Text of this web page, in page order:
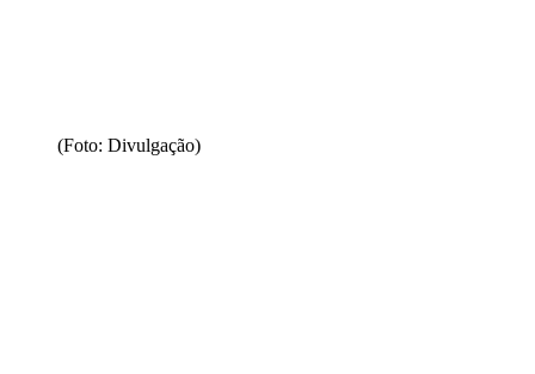
(Foto: Divulgação)